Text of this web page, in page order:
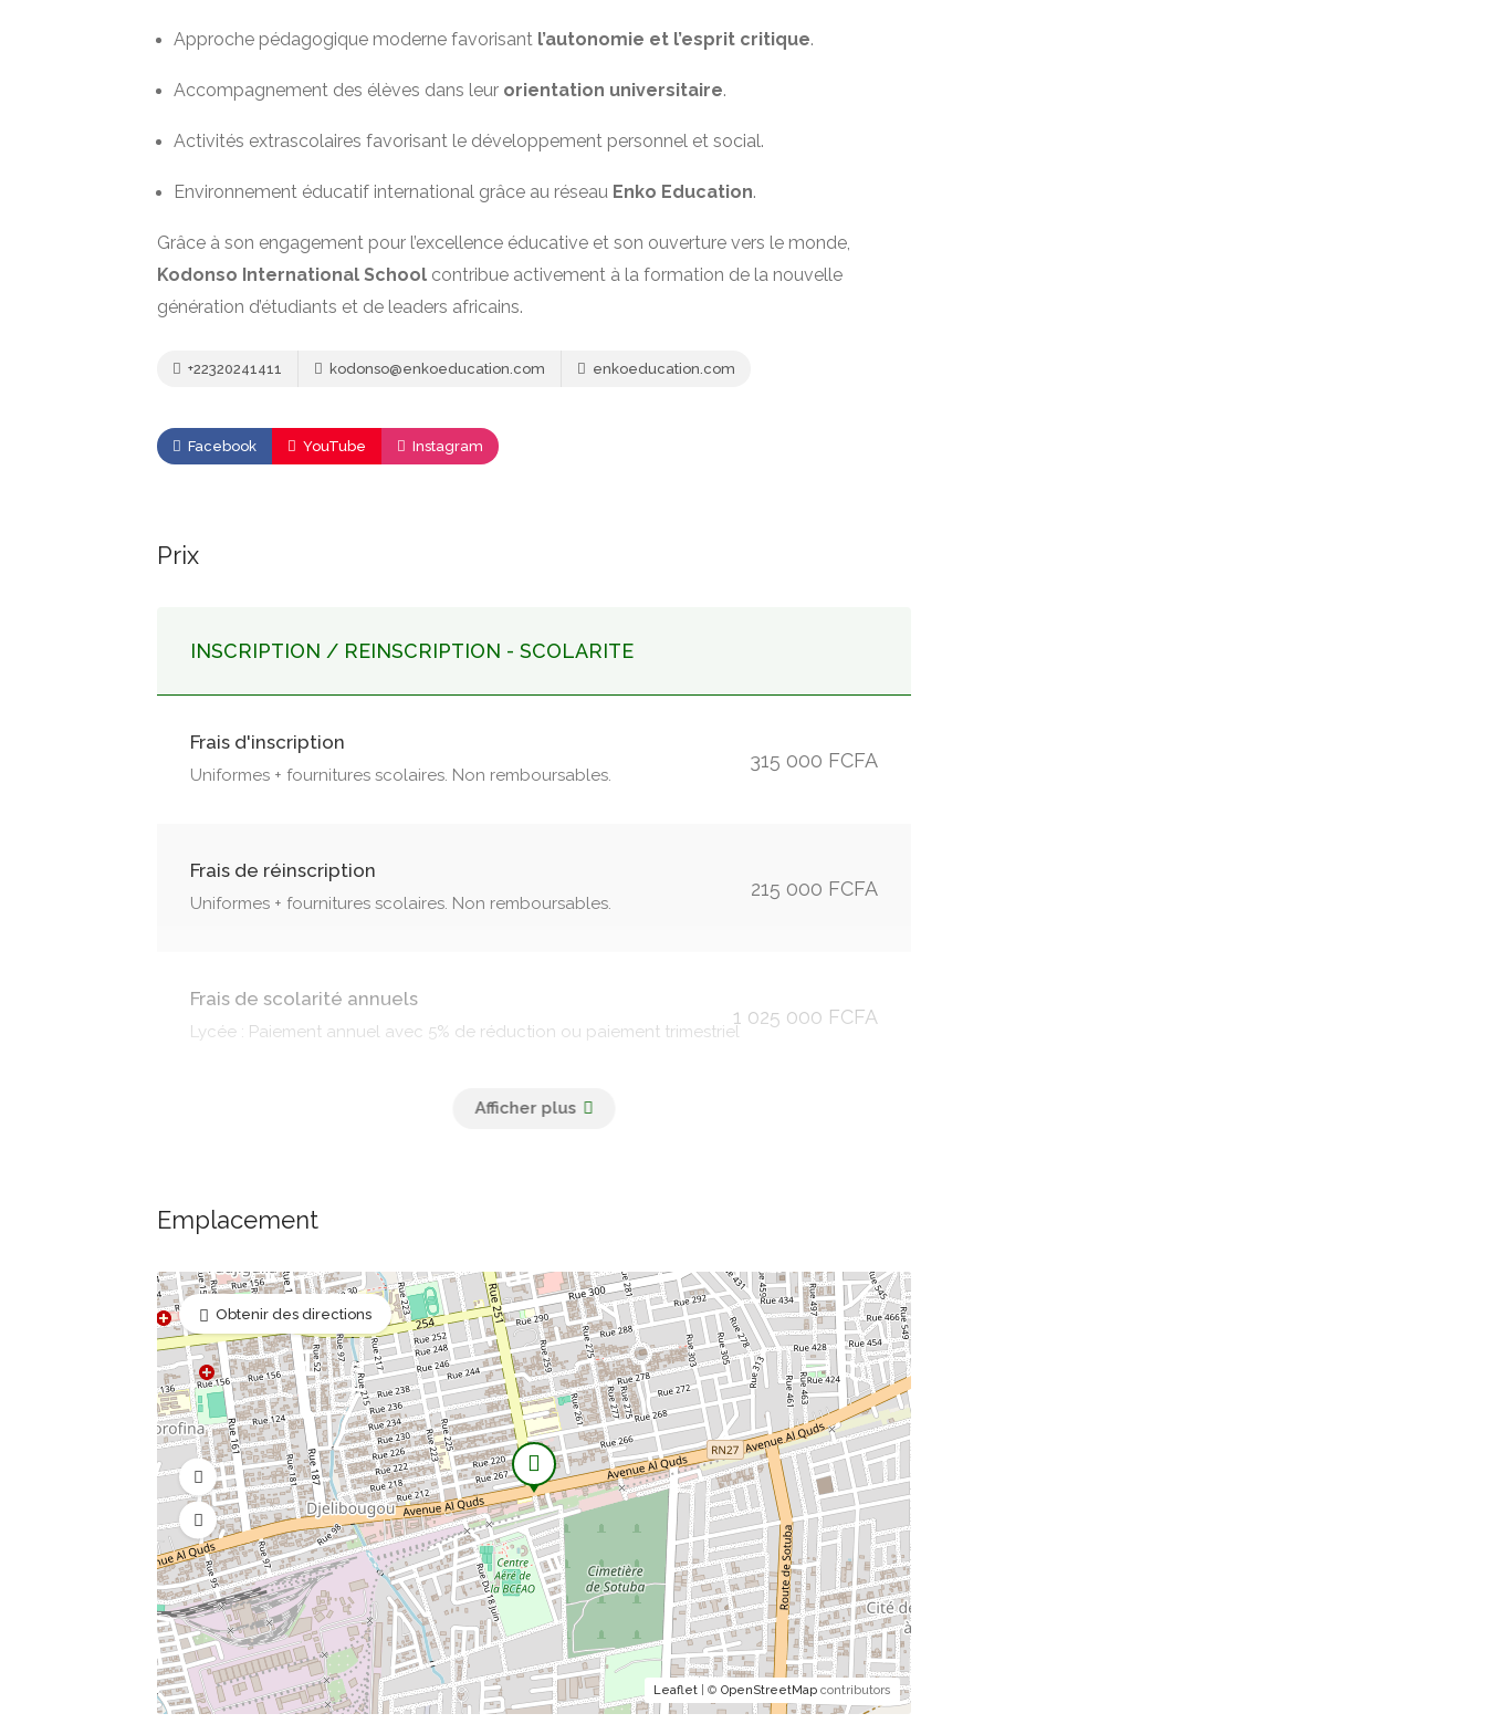
Approche pédagogique moderne favorisant l’autonomie et l’esprit critique.
Accompagnement des élèves dans leur orientation universitaire.
Activités extrascolaires favorisant le développement personnel et social.
Environnement éducatif international grâce au réseau Enko Education.
Grâce à son engagement pour l’excellence éducative et son ouverture vers le monde,
Kodonso International School contribue activement à la formation de la nouvelle
génération d’étudiants et de leaders africains.
+22320241411 kodonso@enkoeducation.com enkoeducation.com
Facebook YouTube Instagram
Prix
INSCRIPTION / REINSCRIPTION - SCOLARITE
Frais d'inscription
Uniformes + fournitures scolaires. Non remboursables.
315 000 FCFA
Frais de réinscription
Uniformes + fournitures scolaires. Non remboursables.
215 000 FCFA
Frais de scolarité annuels
Lycée : Paiement annuel avec 5% de réduction ou paiement trimestriel
1 025 000 FCFA
Activité Extra-Scolaire 2 4 000 FCFA
Activité Extra-Scolaire 3 3 000 FCFA
Cantine
(Par mois et non obligatoire)
Emplacement
Leaflet| © OpenStreetMapcontributors
Obtenir des directions